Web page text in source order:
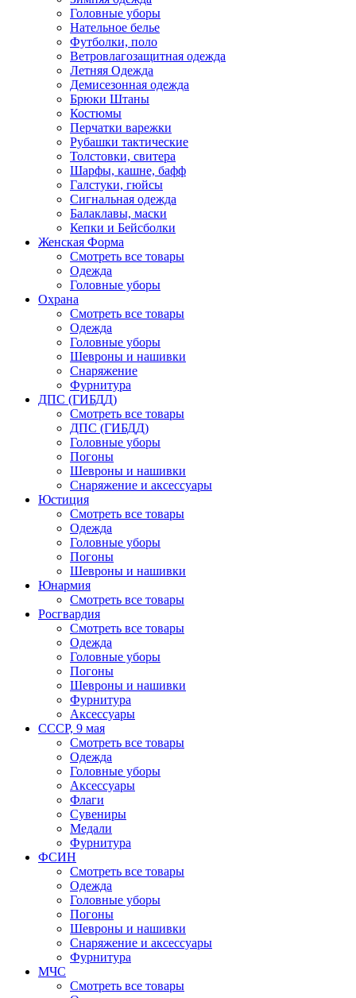
Головные уборы
Нательное белье
Футболки, поло
Ветровлагозащитная одежда
Летняя Одежда
Демисезонная одежда
Брюки Штаны
Костюмы
Перчатки варежки
Рубашки тактические
Толстовки, свитера
Шарфы, кашне, бафф
Галстуки, гюйсы
Сигнальная одежда
Балаклавы, маски
Кепки и Бейсболки
Женская Форма
Смотреть все товары
Одежда
Головные уборы
Охрана
Смотреть все товары
Одежда
Головные уборы
Шевроны и нашивки
Снаряжение
Фурнитура
ДПС (ГИБДД)
Смотреть все товары
ДПС (ГИБДД)
Головные уборы
Погоны
Шевроны и нашивки
Снаряжение и аксессуары
Юстиция
Смотреть все товары
Одежда
Головные уборы
Погоны
Шевроны и нашивки
Юнармия
Смотреть все товары
Росгвардия
Смотреть все товары
Одежда
Головные уборы
Погоны
Шевроны и нашивки
Фурнитура
Аксессуары
СССР, 9 мая
Смотреть все товары
Одежда
Головные уборы
Аксессуары
Флаги
Сувениры
Медали
Фурнитура
ФСИН
Смотреть все товары
Одежда
Головные уборы
Погоны
Шевроны и нашивки
Снаряжение и аксессуары
Фурнитура
МЧС
Смотреть все товары